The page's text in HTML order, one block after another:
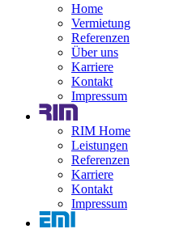
Home
Vermietung
Referenzen
Über uns
Karriere
Kontakt
Impressum
RIM Home
Leistungen
Referenzen
Karriere
Kontakt
Impressum